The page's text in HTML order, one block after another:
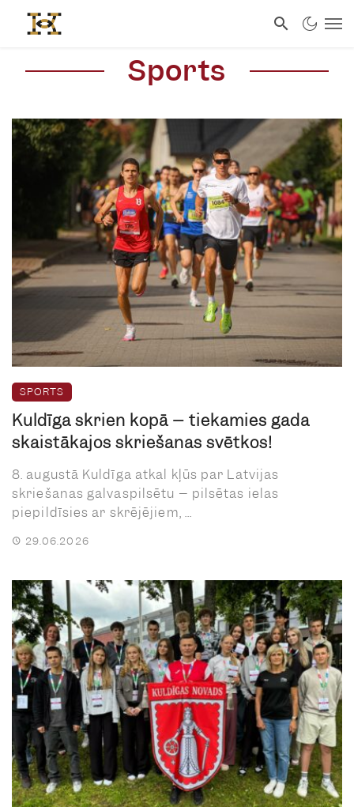
Sports
SPORTS
Kuldīga skrien kopā – tiekamies gada
skaistākajos skriešanas svētkos!
8. augustā Kuldīga atkal kļūs par Latvijas
skriešanas galvaspilsētu – pilsētas ielas
piepildīsies ar skrējējiem, ...
29.06.2026